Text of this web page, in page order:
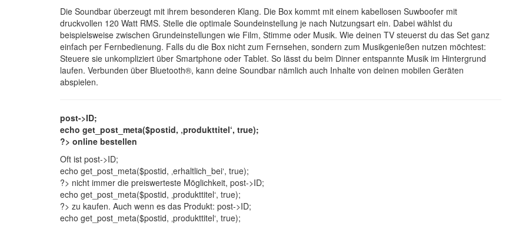
Die Soundbar überzeugt mit ihrem besonderen Klang. Die Box kommt mit einem kabellosen Suwboofer mit
druckvollen 120 Watt RMS. Stelle die optimale Soundeinstellung je nach Nutzungsart ein. Dabei wählst du
beispielsweise zwischen Grundeinstellungen wie Film, Stimme oder Musik. Wie deinen TV steuerst du das Set ganz
einfach per Fernbedienung. Falls du die Box nicht zum Fernsehen, sondern zum Musikgenießen nutzen möchtest:
Steuere sie unkompliziert über Smartphone oder Tablet. So lässt du beim Dinner entspannte Musik im Hintergrund
laufen. Verbunden über Bluetooth®, kann deine Soundbar nämlich auch Inhalte von deinen mobilen Geräten
abspielen.
post->ID;
echo get_post_meta($postid, ‚produkttitel‘, true);
?> online bestellen
Oft ist post->ID;
echo get_post_meta($postid, ‚erhaltlich_bei‘, true);
?> nicht immer die preiswerteste Möglichkeit, post->ID;
echo get_post_meta($postid, ‚produkttitel‘, true);
?> zu kaufen. Auch wenn es das Produkt: post->ID;
echo get_post_meta($postid, ‚produkttitel‘, true);